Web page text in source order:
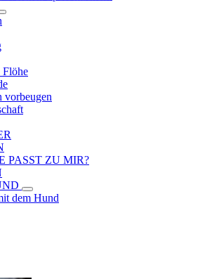
Flöhe
vorbeugen
PASST ZU MIR?
dem Hund